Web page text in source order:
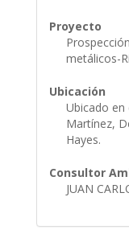
Proyecto
metálicos-
Ubicación
Ubicado en
Martínez,
Hayes.
Consultor
JUAN